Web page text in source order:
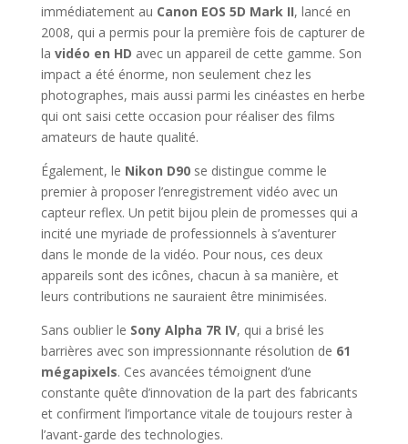
immédiatement au Canon EOS 5D Mark II, lancé en
2008, qui a permis pour la première fois de capturer de
la vidéo en HD avec un appareil de cette gamme. Son
impact a été énorme, non seulement chez les
photographes, mais aussi parmi les cinéastes en herbe
qui ont saisi cette occasion pour réaliser des films
amateurs de haute qualité.
Également, le Nikon D90se distingue comme le
premier à proposer l’enregistrement vidéo avec un
capteur reflex. Un petit bijou plein de promesses qui a
incité une myriade de professionnels à s’aventurer
dans le monde de la vidéo. Pour nous, ces deux
appareils sont des icônes, chacun à sa manière, et
leurs contributions ne sauraient être minimisées.
Sans oublier le Sony Alpha 7R IV, qui a brisé les
barrières avec son impressionnante résolution de 61
mégapixels. Ces avancées témoignent d’une
constante quête d’innovation de la part des fabricants
et confirment l’importance vitale de toujours rester à
l’avant-garde des technologies.